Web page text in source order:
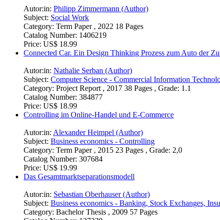
Autor:in: Philipp Zimmermann (Author)
Subject: Social Work
Category: Term Paper , 2022 18 Pages
Catalog Number: 1406219
Price: US$ 18.99
Connected Car. Ein Design Thinking Prozess zum Auto der
Autor:in: Nathalie Serban (Author)
Subject: Computer Science - Commercial Information
Category: Project Report , 2017 38 Pages , Grade: 1.1
Catalog Number: 384877
Price: US$ 18.99
Controlling im Online-Handel und E-Commerce
Autor:in: Alexander Heimpel (Author)
Subject: Business economics - Controlling
Category: Term Paper , 2015 23 Pages , Grade: 2,0
Catalog Number: 307684
Price: US$ 19.99
Das Gesamtmarktseparationsmodell
Autor:in: Sebastian Oberhauser (Author)
Subject: Business economics - Banking, Stock Exchanges,
Category: Bachelor Thesis , 2009 57 Pages